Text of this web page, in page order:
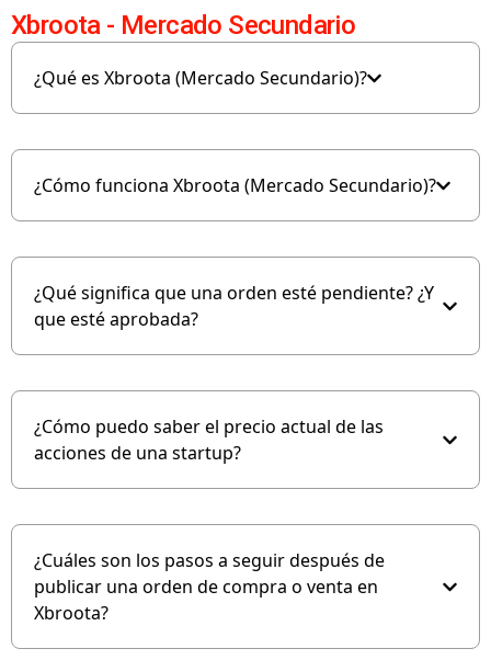
Xbroota - Mercado Secundario
¿Qué es Xbroota (Mercado Secundario)?
¿Cómo funciona Xbroota (Mercado Secundario)?
¿Qué significa que una orden esté pendiente? ¿Y
que esté aprobada?
¿Cómo puedo saber el precio actual de las
acciones de una startup?
¿Cuáles son los pasos a seguir después de
publicar una orden de compra o venta en
Xbroota?